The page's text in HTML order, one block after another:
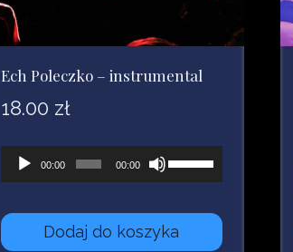
Ech Poleczko – instrumental
18.00 zł
Odtwarzacz
plików
dźwiękowych
00:00 00:00
Używaj
strzałek
do
góry
Dodaj do koszyka